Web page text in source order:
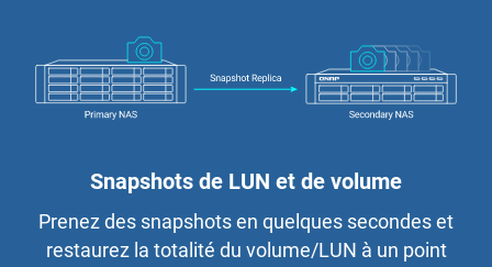
Snapshots de LUN et de volume
Prenez des snapshots en quelques secondes et
restaurez la totalité du volume/LUN à un point